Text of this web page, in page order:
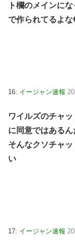
ト欄のメインに
で作られてるよな
16: イージャン速報
ワイルズのチャ
に同意ではあるん
そんなクソチャ
い
17: イージャン速報